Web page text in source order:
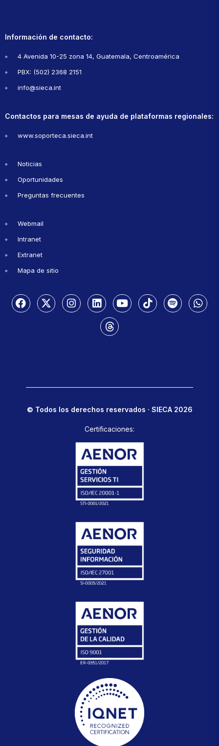
Información de contacto:
4 Avenida 10-25 zona 14, Guatemala, Centroamérica
PBX: (502) 2368 2151
info@sieca.int
Contactos para mesas de ayuda de plataformas regionales:
www.soporteca.sieca.int
Noticias
Oportunidades
Preguntas frecuentes
Webmail
Intranet
Extranet
Mapa de sitio
© Todos los derechos reservados · SIECA 2026
Certificaciones: